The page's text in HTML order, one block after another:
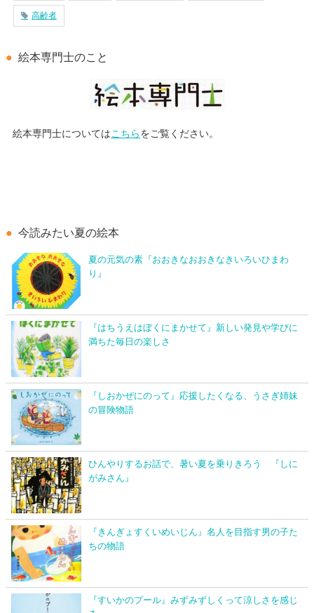
高齢者
絵本専門士のこと
絵本専門士については こちら をご覧ください。
今読みたい夏の絵本
夏の元気の素『おおきなおおきなきいろいひまわ
り』
『はちうえはぼくにまかせて』新しい発見や学びに
満ちた毎日の楽しさ
『しおかぜにのって』応援したくなる、うさぎ姉妹
の冒険物語
ひんやりするお話で、暑い夏を乗りきろう 『しに
がみさん』
『きんぎょすくいめいじん』名人を目指す男の子た
ちの物語
『すいかのプール』みずみずしくって涼しさを感じ